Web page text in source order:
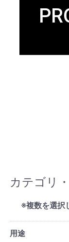
カテゴリ
※複数を選択
用途